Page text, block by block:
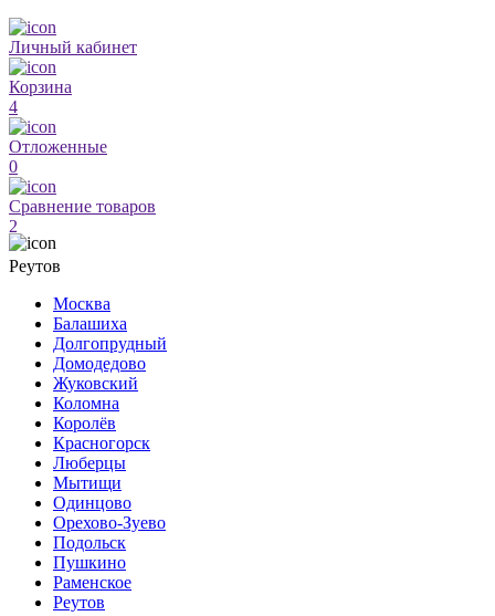
Личный кабинет
Корзина
4
Отложенные
0
Сравнение товаров
2
Реутов
Москва
Балашиха
Долгопрудный
Домодедово
Жуковский
Коломна
Королёв
Красногорск
Люберцы
Мытищи
Одинцово
Орехово-Зуево
Подольск
Пушкино
Раменское
Реутов